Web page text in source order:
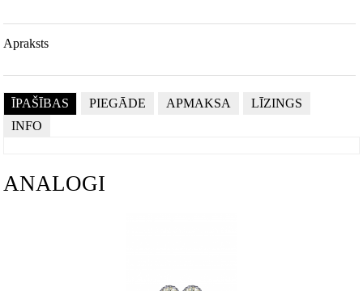
Apraksts
ĪPAŠĪBAS PIEGĀDE APMAKSA
LĪZINGS
INFO
ANALOGI